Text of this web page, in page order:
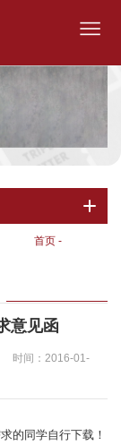
首页 -
意见函
时间：2016-01-
的同学自行下载！